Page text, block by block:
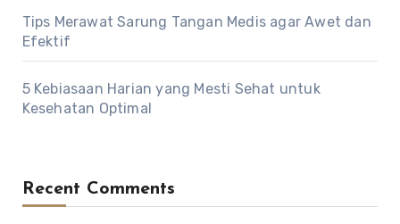
Tips Merawat Sarung Tangan Medis agar Awet dan
Efektif
5 Kebiasaan Harian yang Mesti Sehat untuk
Kesehatan Optimal
Recent Comments